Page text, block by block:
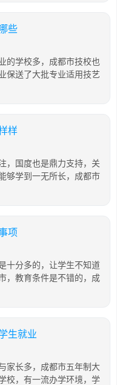
些
的学校多，成都市技校也
保送了大批专业适用技艺
样
，国度也是鼎力支持，关
够学到一无所长，成都市
项
十分多的，让学生不知道
，教育条件是不错的，成
生就业
家长多，成都市五年制大
校，有一流办学环境，学